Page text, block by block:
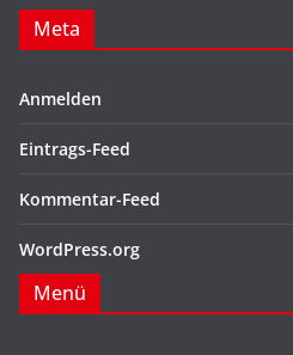
Meta
Anmelden
Eintrags-Feed
Kommentar-Feed
WordPress.org
Menü